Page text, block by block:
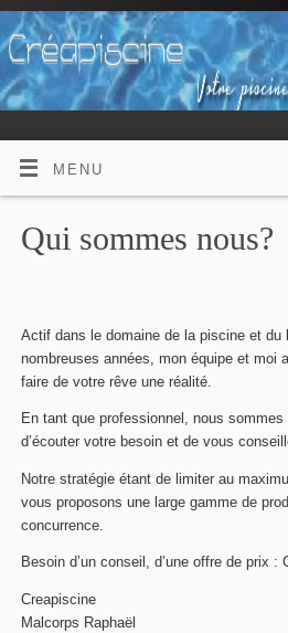
MENU
Qui sommes nous?
Actif dans le domaine de la piscine et du
nombreuses années, mon équipe et moi
faire de votre rêve une réalité.
En tant que professionnel, nous
d’écouter votre besoin et de vous
Notre stratégie étant de limiter au
vous proposons une large gamme de
concurrence.
Besoin d’un conseil, d’une offre de prix :
Creapiscine
Malcorps Raphaël